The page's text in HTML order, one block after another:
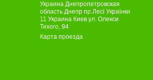
Украина Днепропетровская
область Днепр пр.Лесі Українки
11 Украина Киев ул. Олекси
Тихого, 94
Карта проезда